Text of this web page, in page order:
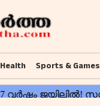
Health Sports & Games